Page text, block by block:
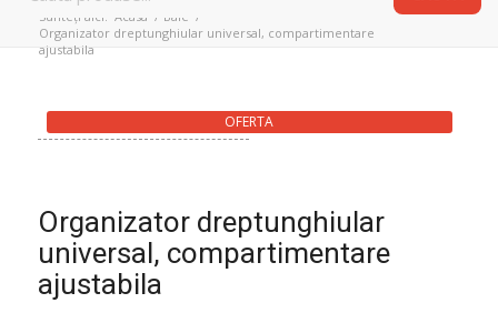
Sunteți aici: Acasa / Baie /
Organizator dreptunghiular universal, compartimentare
ajustabila
OFERTA
Organizator dreptunghiular
universal, compartimentare
ajustabila